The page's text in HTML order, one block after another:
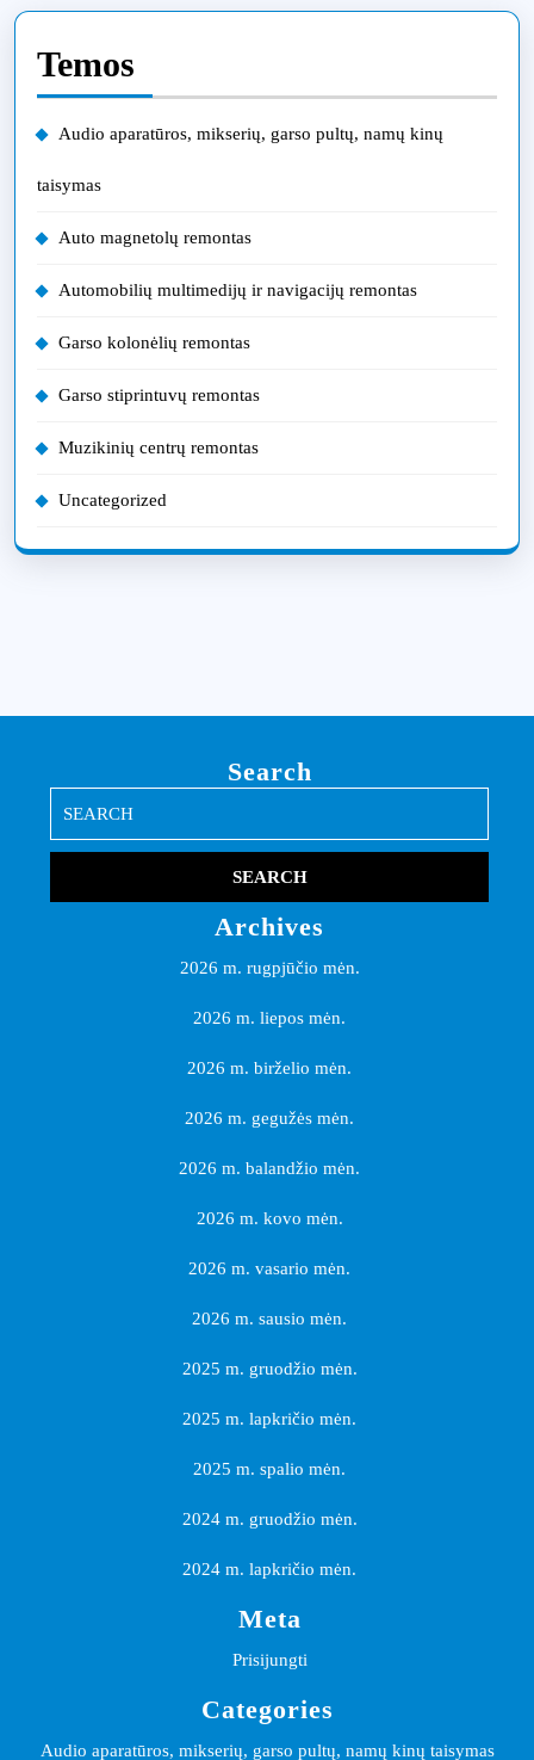
Temos
Audio aparatūros, mikserių, garso pultų, namų kinų
taisymas
Auto magnetolų remontas
Automobilių multimedijų ir navigacijų remontas
Garso kolonėlių remontas
Garso stiprintuvų remontas
Muzikinių centrų remontas
Uncategorized
Search
for:
Archives
2026 m. rugpjūčio mėn.
2026 m. liepos mėn.
2026 m. birželio mėn.
2026 m. gegužės mėn.
2026 m. balandžio mėn.
2026 m. kovo mėn.
2026 m. vasario mėn.
2026 m. sausio mėn.
2025 m. gruodžio mėn.
2025 m. lapkričio mėn.
2025 m. spalio mėn.
2024 m. gruodžio mėn.
2024 m. lapkričio mėn.
Meta
Prisijungti
Categories
Audio aparatūros, mikserių, garso pultų, namų kinų taisymas